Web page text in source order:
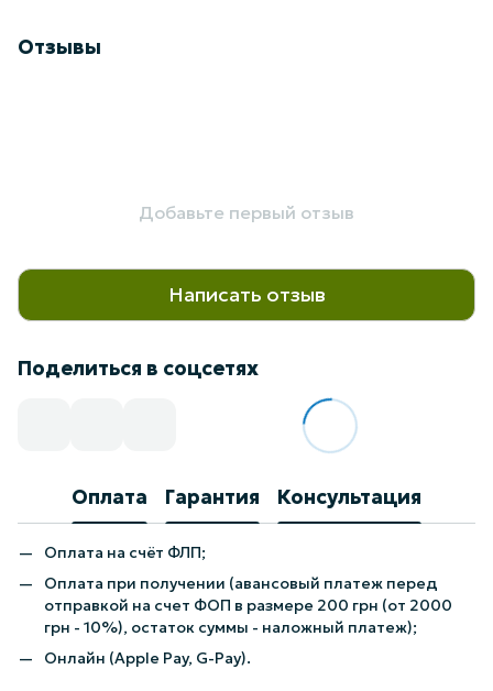
Отзывы
Добавьте первый отзыв
Написать отзыв
Поделиться в соцсетях
Оплата Гарантия Консультация
Оплата на счёт ФЛП;
Оплата при получении (авансовый платеж перед
отправкой на счет ФОП в размере 200 грн (от 2000
грн - 10%), остаток суммы - наложный платеж);
Онлайн (Apple Pay, G-Pay).